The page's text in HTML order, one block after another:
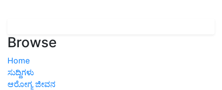
Browse
Home
ಸುದ್ದಿಗಳು
ಆರೋಗ್ಯ ಜೀವನ